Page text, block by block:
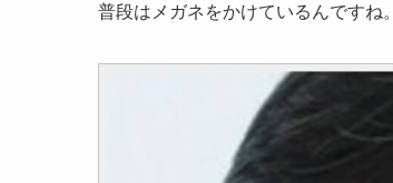
普段はメガネをかけているんですね。